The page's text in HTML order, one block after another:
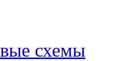
схемы